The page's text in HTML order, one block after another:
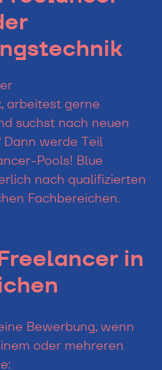
arbeitest gerne
suchst nach neuen
werde Teil
Pools! Blue
nach qualifizierten
Fachbereichen.
in
Bewerbung, wenn
oder mehreren